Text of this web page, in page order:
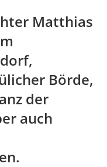
Matthias
Börde,
der
auch